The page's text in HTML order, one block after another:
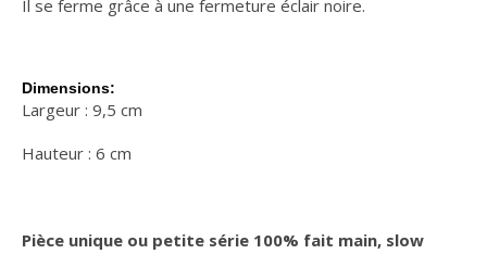
Il se ferme grâce à une fermeture éclair noire.
Dimensions:
Largeur : 9,5 cm
Hauteur : 6 cm
Pièce unique ou petite série 100% fait main, slow